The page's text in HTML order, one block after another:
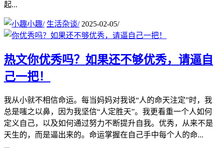
起...
小趣/ 生活杂谈/ 2025-02-05/
热文你优秀吗？如果还不够优秀，请逼自
己一把！
我从小就不相信命运。每当妈妈对我说“人的命天注定”时，我
总是嗤之以鼻，因为我坚信“人定胜天”。我更看重一个人如何
定义自己，以及如何通过努力不断提升自我。优秀，从来不是
天生的，而是逼出来的。命运掌握在自己手中每个人的命...